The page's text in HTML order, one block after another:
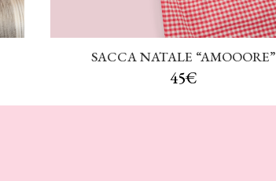
SACCA NATALE “AMOOORE”
45€